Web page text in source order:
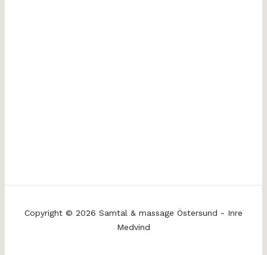
Copyright © 2026 Samtal & massage Östersund - Inre
Medvind